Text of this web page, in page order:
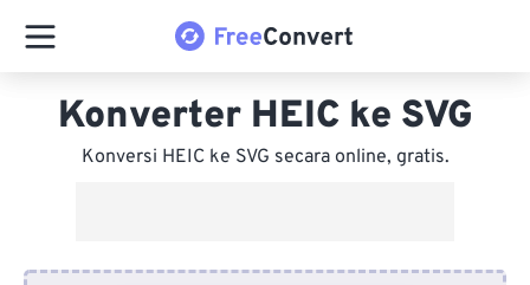
Konverter HEIC ke SVG
Konversi HEIC ke SVG secara online, gratis.